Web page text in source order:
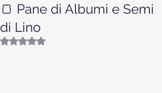
🍞 Pane di Albumi e Semi
di Lino
Valutazione NaN stelle su 5.